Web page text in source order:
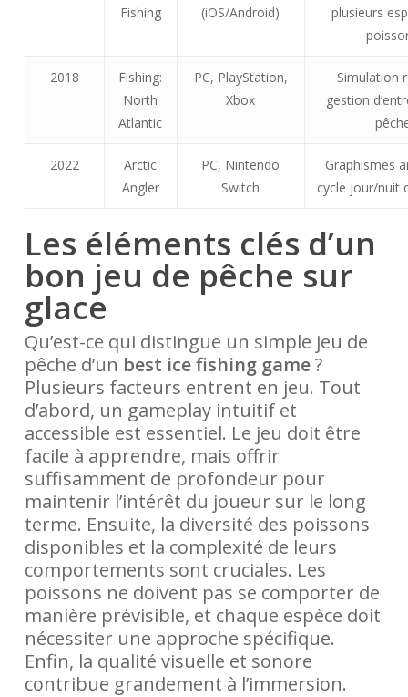
Fishing (iOS/Android)
plusieurs
2018
Fishing:
North
Atlantic
PC, PlayStation,
Xbox
Simulation
gestion
2022
Arctic
Angler
PC, Nintendo
Switch
Graphismes
cycle jour/nuit
Les éléments clés d’un
bon jeu de pêche sur
glace
Qu’est-ce qui distingue un simple jeu de
pêche d’un best ice fishing game?
Plusieurs facteurs entrent en jeu. Tout
d’abord, un gameplay intuitif et
accessible est essentiel. Le jeu doit être
facile à apprendre, mais offrir
suffisamment de profondeur pour
maintenir l’intérêt du joueur sur le long
terme. Ensuite, la diversité des poissons
disponibles et la complexité de leurs
comportements sont cruciales. Les
poissons ne doivent pas se comporter de
manière prévisible, et chaque espèce doit
nécessiter une approche spécifique.
Enfin, la qualité visuelle et sonore
contribue grandement à l’immersion.